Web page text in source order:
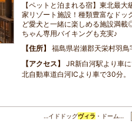
【ペットと泊まれる宿】東北最
家リゾート施設！種類豊富なドッ
ど愛犬と一緒に楽しめる施設満
ちゃん専用バイキングも充実♪
住所
福島県岩瀬郡天栄村羽鳥
アクセス
JR新白河駅より車
北自動車道白河ICより車で30分。
…イドドッグヴィラ ・ドーム…